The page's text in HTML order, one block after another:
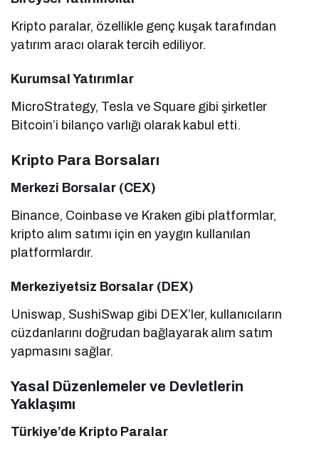
Kripto paralar, özellikle genç kuşak tarafından
yatırım aracı olarak tercih ediliyor.
Kurumsal Yatırımlar
MicroStrategy, Tesla ve Square gibi şirketler
Bitcoin’i bilanço varlığı olarak kabul etti.
Kripto Para Borsaları
Merkezi Borsalar (CEX)
Binance, Coinbase ve Kraken gibi platformlar,
kripto alım satımı için en yaygın kullanılan
platformlardır.
Merkeziyetsiz Borsalar (DEX)
Uniswap, SushiSwap gibi DEX’ler, kullanıcıların
cüzdanlarını doğrudan bağlayarak alım satım
yapmasını sağlar.
Yasal Düzenlemeler ve Devletlerin
Yaklaşımı
Türkiye’de Kripto Paralar